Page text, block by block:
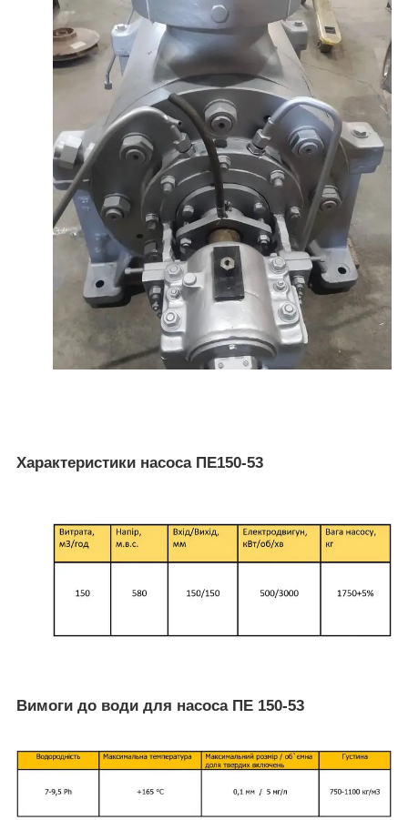
Характеристики насоса ПЕ150-53
Вимоги до води для насоса ПЕ 150-53